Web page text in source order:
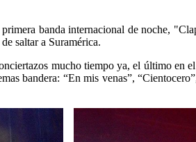
banda internacional de noche,
saltar a Suramérica.
mucho tiempo ya, el último
bandera: “En mis venas”,